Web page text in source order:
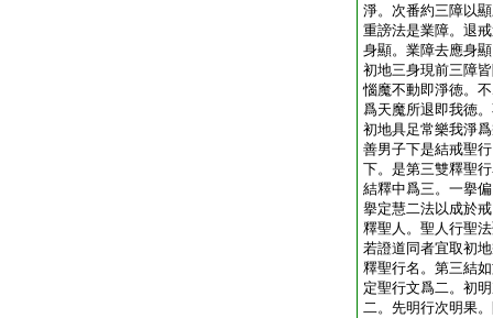
淨。次番約三障以
重謗法是業障。退
身顯。業障去應身
初地三身現前三障
惱魔不動即淨徳。
爲天魔所退即我徳
初地具足常樂我淨
善男子下是結戒聖
下。是第三雙釋聖
結釋中爲三。一擧
擧定慧二法以成於
釋聖人。聖人行聖
若證道同者宜取初
釋聖行名。第三結
定聖行文爲二。初
二。先明行次明果